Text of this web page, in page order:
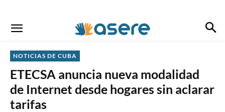
NOTICIAS DE CUBA
ETECSA anuncia nueva modalidad
de Internet desde hogares sin aclarar
tarifas